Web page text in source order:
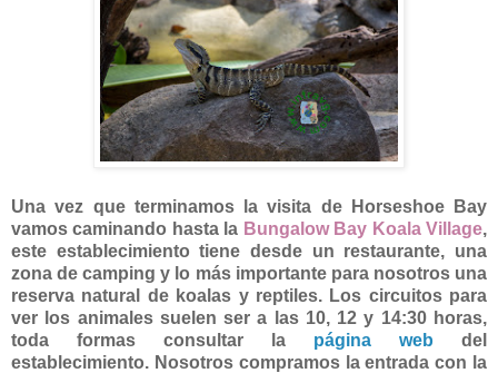
Una vez que terminamos la visita de Horseshoe Bay
vamos caminando hasta la Bungalow Bay Koala Village,
este establecimiento tiene desde un restaurante, una
zona de camping y lo más importante para nosotros una
reserva natural de koalas y reptiles. Los circuitos para
ver los animales suelen ser a las 10, 12 y 14:30 horas,
toda formas consultar la página web del
establecimiento. Nosotros compramos la entrada con la